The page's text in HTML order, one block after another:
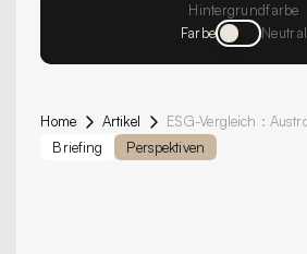
Hintergrundfarbe
Farbe
Neutral
Home Artikel
Briefing
Perspektiven